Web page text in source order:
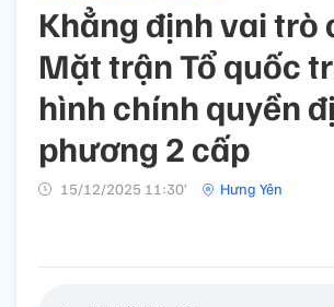
Khẳng định vai trò
Mặt trận Tổ quốc
hình chính quyền
phương 2 cấp
15/12/2025 11:30’ Hưng Yên